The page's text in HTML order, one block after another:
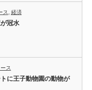
ス 経済
冠水
ス
に王子動物園の動物が